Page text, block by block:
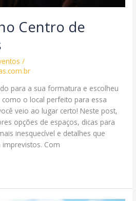
Centro de
/
para a sua formatura e escolheu
o local perfeito para essa
veio ao lugar certo! Neste post,
opções de espaços, dicas para
inesquecível e detalhes que
Com